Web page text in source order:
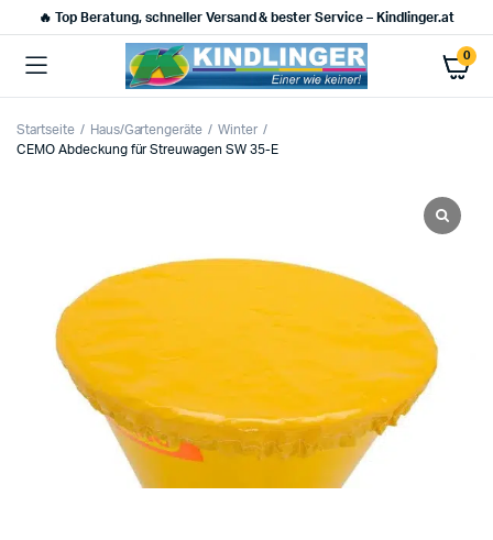
🔥 Top Beratung, schneller Versand & bester Service – Kindlinger.at
0
Startseite Haus/Gartengeräte
Winter
CEMO Abdeckung für Streuwagen SW 35-E